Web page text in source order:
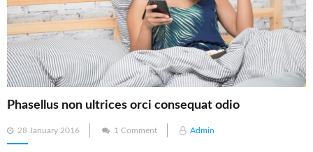
Phasellus non ultrices orci consequat odio
Posted
on
28 January 2016 1 Comment Admin